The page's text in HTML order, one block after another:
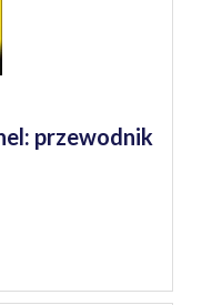
przewodnik